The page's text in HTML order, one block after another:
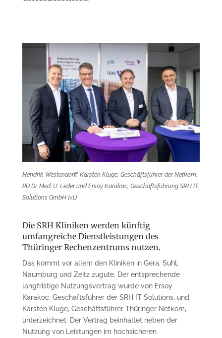
Hendrik Westendorff, Karsten Kluge, Geschäftsführer der Netkom,
PD Dr. Med. U. Leder und Ersoy Karakoc, Geschäftsführung SRH IT
Solutions GmbH (v.l.)
Die SRH Kliniken werden künftig
umfangreiche Dienstleistungen des
Thüringer Rechenzentrums nutzen.
Das kommt vor allem den Kliniken in Gera, Suhl,
Naumburg und Zeitz zugute. Der entsprechende
langfristige Nutzungsvertrag wurde von Ersoy
Karakoc, Geschäftsführer der SRH IT Solutions, und
Karsten Kluge, Geschäftsführer Thüringer Netkom,
unterzeichnet. Der Vertrag beinhaltet neben der
Nutzung von Leistungen im hochsicheren